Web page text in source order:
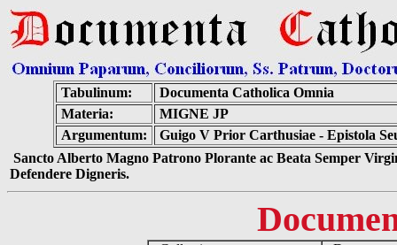
Tabulinum:
Documenta Catholica Omnia
Materia:
MIGNE JP
Argumentum:
Guigo V Prior Carthusiae - Epistola
Sancto Alberto Magno Patrono Plorante ac Beata Semper
Defendere Digneris.